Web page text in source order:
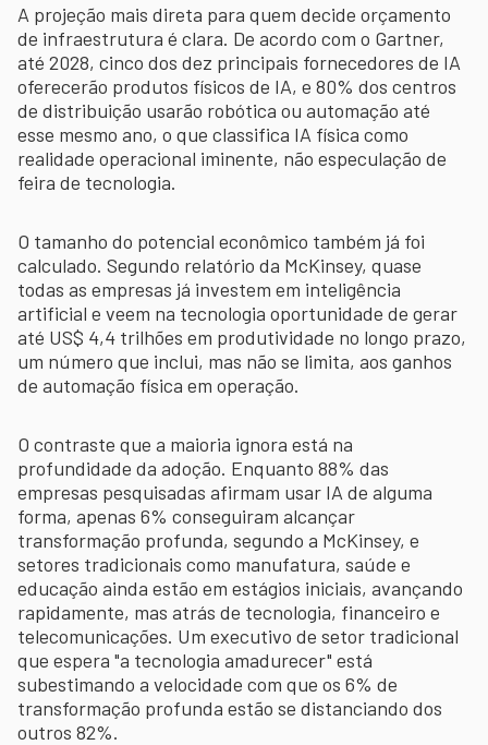
A projeção mais direta para quem decide orçamento
de infraestrutura é clara. De acordo com o Gartner,
até 2028, cinco dos dez principais fornecedores de IA
oferecerão produtos físicos de IA, e 80% dos centros
de distribuição usarão robótica ou automação até
esse mesmo ano, o que classifica IA física como
realidade operacional iminente, não especulação de
feira de tecnologia.
O tamanho do potencial econômico também já foi
calculado. Segundo relatório da McKinsey, quase
todas as empresas já investem em inteligência
artificial e veem na tecnologia oportunidade de gerar
até US$ 4,4 trilhões em produtividade no longo prazo,
um número que inclui, mas não se limita, aos ganhos
de automação física em operação.
O contraste que a maioria ignora está na
profundidade da adoção. Enquanto 88% das
empresas pesquisadas afirmam usar IA de alguma
forma, apenas 6% conseguiram alcançar
transformação profunda, segundo a McKinsey, e
setores tradicionais como manufatura, saúde e
educação ainda estão em estágios iniciais, avançando
rapidamente, mas atrás de tecnologia, financeiro e
telecomunicações. Um executivo de setor tradicional
que espera "a tecnologia amadurecer" está
subestimando a velocidade com que os 6% de
transformação profunda estão se distanciando dos
outros 82%.